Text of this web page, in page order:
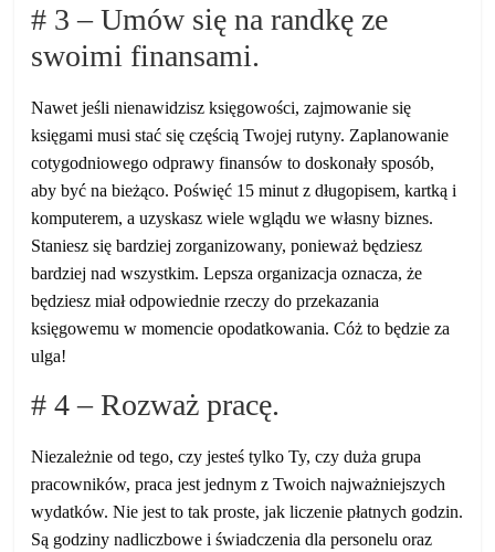
# 3 – Umów się na randkę ze
swoimi finansami.
Nawet jeśli nienawidzisz księgowości, zajmowanie się
księgami musi stać się częścią Twojej rutyny. Zaplanowanie
cotygodniowego odprawy finansów to doskonały sposób,
aby być na bieżąco. Poświęć 15 minut z długopisem, kartką i
komputerem, a uzyskasz wiele wglądu we własny biznes.
Staniesz się bardziej zorganizowany, ponieważ będziesz
bardziej nad wszystkim. Lepsza organizacja oznacza, że ​​
będziesz miał odpowiednie rzeczy do przekazania
księgowemu w momencie opodatkowania. Cóż to będzie za
ulga!
# 4 – Rozważ pracę.
Niezależnie od tego, czy jesteś tylko Ty, czy duża grupa
pracowników, praca jest jednym z Twoich najważniejszych
wydatków. Nie jest to tak proste, jak liczenie płatnych godzin.
Są godziny nadliczbowe i świadczenia dla personelu oraz